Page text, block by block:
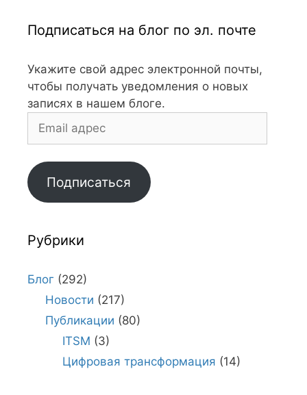
Подписаться на блог по эл. почте
Укажите свой адрес электронной почты,
чтобы получать уведомления о новых
записях в нашем блоге.
адрес
Подписаться
Рубрики
Блог (292)
Новости (217)
Публикации (80)
ITSM (3)
Цифровая трансформация (14)